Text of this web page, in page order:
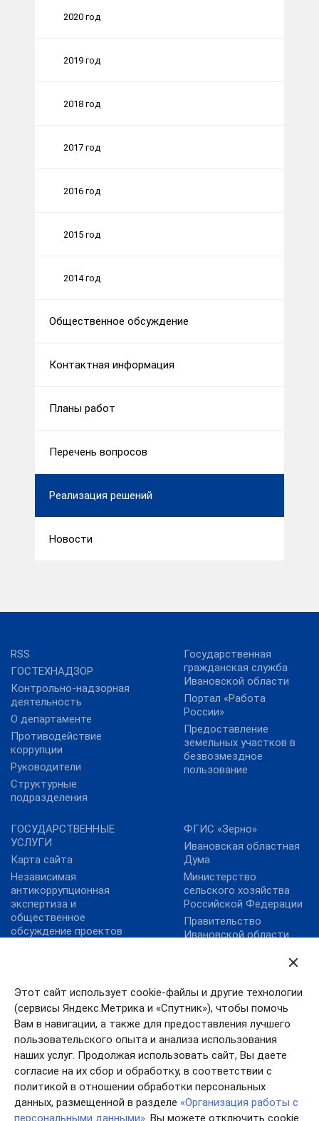
Этот сайт использует cookie-файлы и другие технологии
(сервисы Яндекс.Метрика и «Спутник»), чтобы помочь
Вам в навигации, а также для предоставления лучшего
пользовательского опыта и анализа использования
наших услуг. Продолжая использовать сайт, Вы даете
согласие на их сбор и обработку, в соответствии с
политикой в отношении обработки персональных
данных, размещенной в разделе «Организация работы с
персональными данными» . Вы можете отключить cookie
2020 год
2019 год
2018 год
2017 год
2016 год
2015 год
2014 год
Общественное обсуждение
Контактная информация
Планы работ
Перечень вопросов
Реализация решений
Новости
RSS
ГОСТЕХНАДЗОР
Контрольно-надзорная
деятельность
О департаменте
Противодействие
коррупции
Руководители
Структурные
подразделения
Государственная
гражданская служба
Ивановской области
Портал «Работа
России»
Предоставление
земельных участков в
безвозмездное
пользование
ГОСУДАРСТВЕННЫЕ
УСЛУГИ
Карта сайта
Независимая
антикоррупционная
экспертиза и
общественное
обсуждение проектов
ФГИС «Зерно»
Ивановская областная
Дума
Министерство
сельского хозяйства
Российской Федерации
Правительство
Ивановской области
ФГБУ «Центр
Агроаналитики»
Цифровая платформа
МСП